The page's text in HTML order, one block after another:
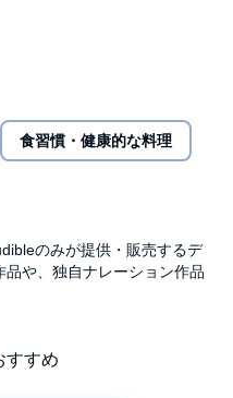
食習慣・健康的な料理
のみが提供・販売するデ
や、独自ナレーション作品
すすめ